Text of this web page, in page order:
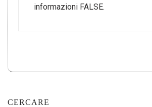
informazioni FALSE.
CERCARE